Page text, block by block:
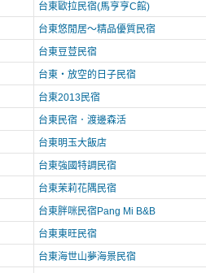
台東歐拉民宿(馬亨亨C館)
台東悠閒居～精品優質民宿
台東豆荳民宿
台東‧放空的日子民宿
台東2013民宿
台東民宿．渡邊森活
台東明玉大飯店
台東強國特調民宿
台東茉莉花隅民宿
台東胖咪民宿Pang Mi B&B
台東東旺民宿
台東海世山夢海景民宿